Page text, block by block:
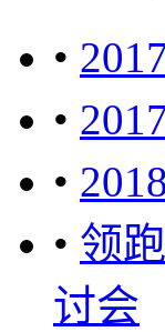
•
•
•
• 领
讨会